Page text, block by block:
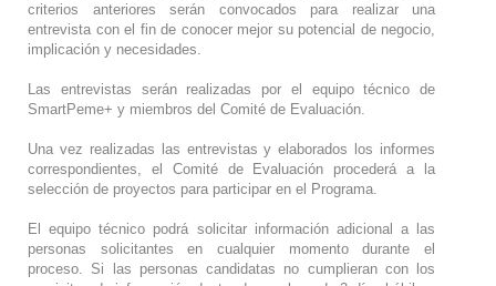
criterios anteriores serán convocados para realizar una
entrevista con el fin de conocer mejor su potencial de negocio,
implicación y necesidades.
Las entrevistas serán realizadas por el equipo técnico de
SmartPeme+ y miembros del Comité de Evaluación.
Una vez realizadas las entrevistas y elaborados los informes
correspondientes, el Comité de Evaluación procederá a la
selección de proyectos para participar en el Programa.
El equipo técnico podrá solicitar información adicional a las
personas solicitantes en cualquier momento durante el
proceso. Si las personas candidatas no cumplieran con los